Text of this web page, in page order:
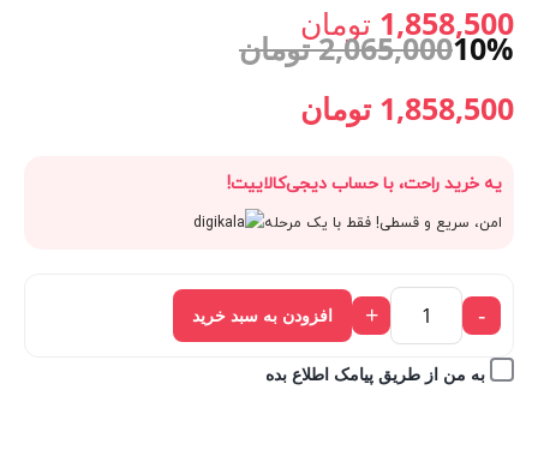
اصلی: 1,858,500 تومان
1,858,500 تومان.
10%
2,065,000 تومان
قیمت
اصلی:
2,065,000 تومان
بود.
1,858,500 تومان
فعلی:
1,858,500 تومان.
یه خرید راحت، با حساب دیجی‌کالاییت!
امن، سریع و قسطی! فقط با یک مرحله
-
+ افزودن به سبد خرید
به من از طریق پیامک اطلاع بده